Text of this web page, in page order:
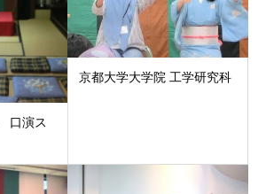
口演ス
京都大学大学院 工学研究科